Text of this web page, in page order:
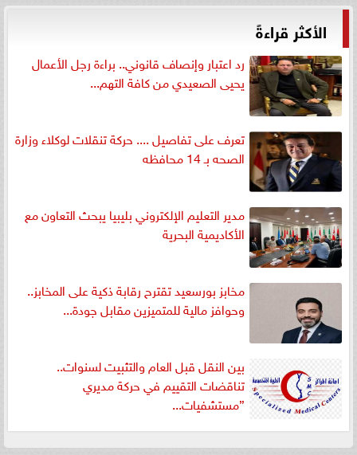
الأكثر قراءةً
رد اعتبار وإنصاف قانوني.. براءة رجل الأعمال
يحيى الصعيدي من كافة التهم...
تعرف على تفاصيل .... حركة تنقلات لوكلاء وزارة
الصحه بـ 14 محافظه
مدير التعليم الإلكتروني بليبيا يبحث التعاون مع
الأكاديمية البحرية
مخابز بورسعيد تقترح رقابة ذكية على المخابز..
وحوافز مالية للمتميزين مقابل جودة...
بين النقل قبل العام والتثبيت لسنوات..
تناقضات التقييم في حركة مديري
”مستشفيات...